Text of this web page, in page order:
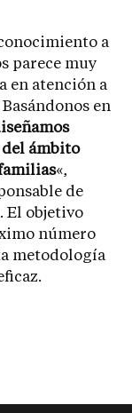
a
parece muy
en atención a
en
ámbito
«,
de
El objetivo
número
metodología